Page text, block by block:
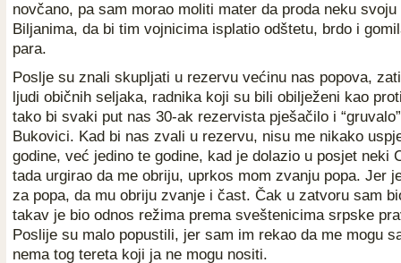
novčano, pa sam morao moliti mater da proda neku
Biljanima, da bi tim vojnicima isplatio odštetu, brdo i
para.
Poslje su znali skupljati u rezervu većinu nas popova,
ljudi običnih seljaka, radnika koji su bili obilježeni kao
tako bi svaki put nas 30-ak rezervista pješačilo i
Bukovici. Kad bi nas zvali u rezervu, nisu me nikako
godine, već jedino te godine, kad je dolazio u posjet neki
tada urgirao da me obriju, uprkos mom zvanju popa. Jer
za popa, da mu obriju zvanje i čast. Čak u zatvoru sam
takav je bio odnos režima prema sveštenicima srpske
Poslije su malo popustili, jer sam im rekao da me mogu
nema tog tereta koji ja ne mogu nositi.